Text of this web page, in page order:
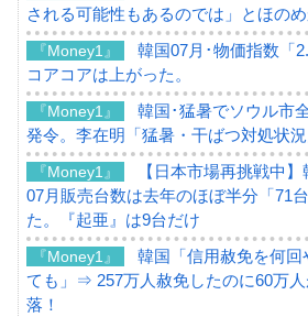
される可能性もあるのでは」とほのめ
『Money1』
韓国07月･物価指数「
コアコアは上がった。
『Money1』
韓国･猛暑でソウル市
発令。李在明「猛暑・干ばつ対処状況
『Money1』
【日本市場再挑戦中
07月販売台数は去年のほぼ半分「71
た。『起亜』は9台だけ
『Money1』
韓国「信用赦免を何回
ても」⇒ 257万人赦免したのに60万
落！